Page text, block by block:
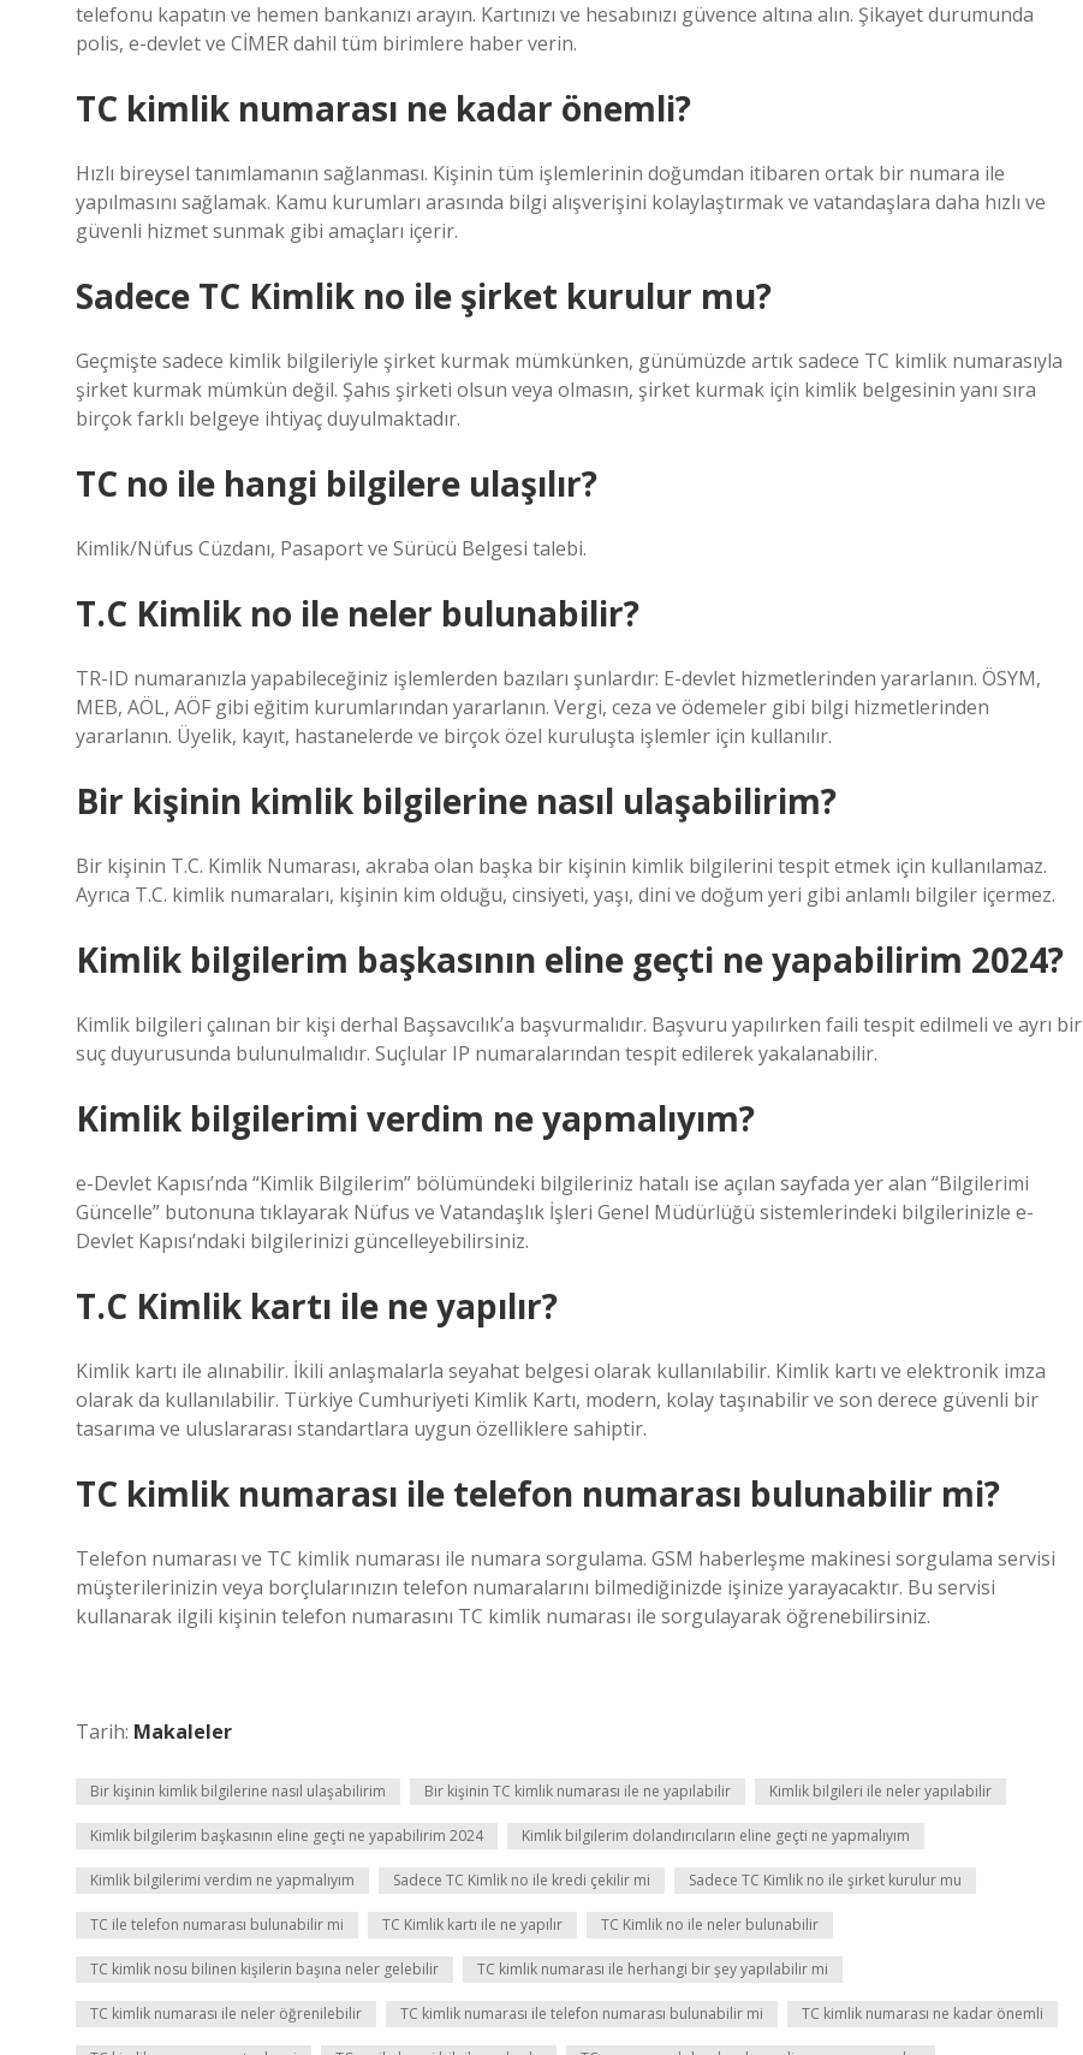
telefonu kapatın ve hemen bankanızı arayın. Kartınızı ve hesabınızı güvence altına alın. Şikayet durumunda
polis, e-devlet ve CİMER dahil tüm birimlere haber verin.
TC kimlik numarası ne kadar önemli?
Hızlı bireysel tanımlamanın sağlanması. Kişinin tüm işlemlerinin doğumdan itibaren ortak bir numara ile
yapılmasını sağlamak. Kamu kurumları arasında bilgi alışverişini kolaylaştırmak ve vatandaşlara daha hızlı ve
güvenli hizmet sunmak gibi amaçları içerir.
Sadece TC Kimlik no ile şirket kurulur mu?
Geçmişte sadece kimlik bilgileriyle şirket kurmak mümkünken, günümüzde artık sadece TC kimlik numarasıyla
şirket kurmak mümkün değil. Şahıs şirketi olsun veya olmasın, şirket kurmak için kimlik belgesinin yanı sıra
birçok farklı belgeye ihtiyaç duyulmaktadır.
TC no ile hangi bilgilere ulaşılır?
Kimlik/Nüfus Cüzdanı, Pasaport ve Sürücü Belgesi talebi.
T.C Kimlik no ile neler bulunabilir?
TR-ID numaranızla yapabileceğiniz işlemlerden bazıları şunlardır: E-devlet hizmetlerinden yararlanın. ÖSYM,
MEB, AÖL, AÖF gibi eğitim kurumlarından yararlanın. Vergi, ceza ve ödemeler gibi bilgi hizmetlerinden
yararlanın. Üyelik, kayıt, hastanelerde ve birçok özel kuruluşta işlemler için kullanılır.
Bir kişinin kimlik bilgilerine nasıl ulaşabilirim?
Bir kişinin T.C. Kimlik Numarası, akraba olan başka bir kişinin kimlik bilgilerini tespit etmek için kullanılamaz.
Ayrıca T.C. kimlik numaraları, kişinin kim olduğu, cinsiyeti, yaşı, dini ve doğum yeri gibi anlamlı bilgiler içermez.
Kimlik bilgilerim başkasının eline geçti ne yapabilirim 2024?
Kimlik bilgileri çalınan bir kişi derhal Başsavcılık’a başvurmalıdır. Başvuru yapılırken faili tespit edilmeli ve ayrı bir
suç duyurusunda bulunulmalıdır. Suçlular IP numaralarından tespit edilerek yakalanabilir.
Kimlik bilgilerimi verdim ne yapmalıyım?
e-Devlet Kapısı’nda “Kimlik Bilgilerim” bölümündeki bilgileriniz hatalı ise açılan sayfada yer alan “Bilgilerimi
Güncelle” butonuna tıklayarak Nüfus ve Vatandaşlık İşleri Genel Müdürlüğü sistemlerindeki bilgilerinizle e-
Devlet Kapısı’ndaki bilgilerinizi güncelleyebilirsiniz.
T.C Kimlik kartı ile ne yapılır?
Kimlik kartı ile alınabilir. İkili anlaşmalarla seyahat belgesi olarak kullanılabilir. Kimlik kartı ve elektronik imza
olarak da kullanılabilir. Türkiye Cumhuriyeti Kimlik Kartı, modern, kolay taşınabilir ve son derece güvenli bir
tasarıma ve uluslararası standartlara uygun özelliklere sahiptir.
TC kimlik numarası ile telefon numarası bulunabilir mi?
Telefon numarası ve TC kimlik numarası ile numara sorgulama. GSM haberleşme makinesi sorgulama servisi
müşterilerinizin veya borçlularınızın telefon numaralarını bilmediğinizde işinize yarayacaktır. Bu servisi
kullanarak ilgili kişinin telefon numarasını TC kimlik numarası ile sorgulayarak öğrenebilirsiniz.
Tarih: Makaleler
Bir kişinin kimlik bilgilerine nasıl ulaşabilirim Bir kişinin TC kimlik numarası ile ne yapılabilir Kimlik bilgileri ile neler yapılabilir
Kimlik bilgilerim başkasının eline geçti ne yapabilirim 2024 Kimlik bilgilerim dolandırıcıların eline geçti ne yapmalıyım
Kimlik bilgilerimi verdim ne yapmalıyım Sadece TC Kimlik no ile kredi çekilir mi Sadece TC Kimlik no ile şirket kurulur mu
TC ile telefon numarası bulunabilir mi TC Kimlik kartı ile ne yapılır TC Kimlik no ile neler bulunabilir
TC kimlik nosu bilinen kişilerin başına neler gelebilir TC kimlik numarası ile herhangi bir şey yapılabilir mi
TC kimlik numarası ile neler öğrenilebilir TC kimlik numarası ile telefon numarası bulunabilir mi TC kimlik numarası ne kadar önemli